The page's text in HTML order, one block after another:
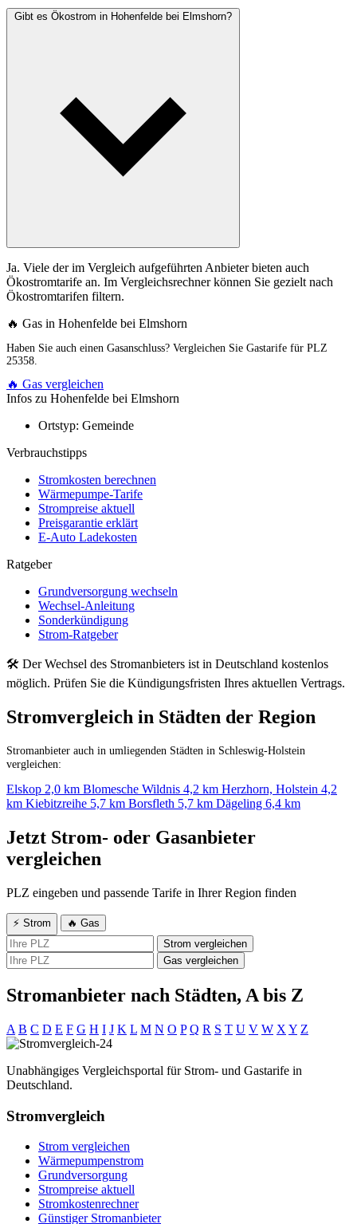
Gibt es Ökostrom in Hohenfelde bei Elmshorn?
Ja. Viele der im Vergleich aufgeführten Anbieter bieten auch
Ökostromtarife an. Im Vergleichsrechner können Sie gezielt nach
Ökostromtarifen filtern.
🔥 Gas in Hohenfelde bei Elmshorn
Haben Sie auch einen Gasanschluss? Vergleichen Sie Gastarife für PLZ
25358.
🔥 Gas vergleichen
Infos zu Hohenfelde bei Elmshorn
Ortstyp: Gemeinde
Verbrauchstipps
Stromkosten berechnen
Wärmepumpe-Tarife
Strompreise aktuell
Preisgarantie erklärt
E-Auto Ladekosten
Ratgeber
Grundversorgung wechseln
Wechsel-Anleitung
Sonderkündigung
Strom-Ratgeber
🛠 Der Wechsel des Stromanbieters ist in Deutschland kostenlos
möglich. Prüfen Sie die Kündigungsfristen Ihres aktuellen Vertrags.
Stromvergleich in Städten der Region
Stromanbieter auch in umliegenden Städten in Schleswig-Holstein
vergleichen:
Elskop 2,0 km Blomesche Wildnis 4,2 km Herzhorn, Holstein 4,2
km Kiebitzreihe 5,7 km Borsfleth 5,7 km Dägeling 6,4 km
Jetzt Strom- oder Gasanbieter
vergleichen
PLZ eingeben und passende Tarife in Ihrer Region finden
⚡ Strom
🔥 Gas
Strom vergleichen
Gas vergleichen
Stromanbieter nach Städten, A bis Z
A B C D E F G H I J K L M N O P Q R S T U V W X Y Z
Unabhängiges Vergleichsportal für Strom- und Gastarife in
Deutschland.
Stromvergleich
Strom vergleichen
Wärmepumpenstrom
Grundversorgung
Strompreise aktuell
Stromkostenrechner
Günstiger Stromanbieter